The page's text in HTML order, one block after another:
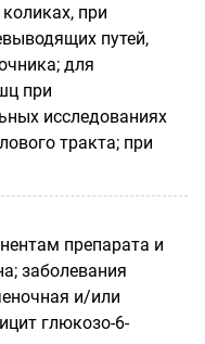
при
путей,
для
при
исследованиях
тракта; при
препарата и
заболевания
и/или
глюкозо-6-